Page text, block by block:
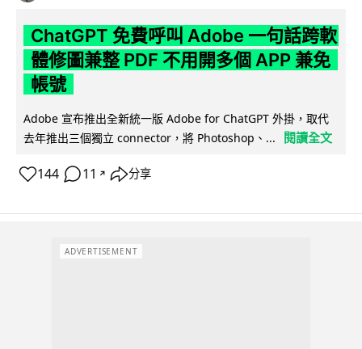
ChatGPT 免費呼叫 Adobe 一句話跨軟
體修圖兼整 PDF 不用開多個 APP 兼免
帳號
Adobe 宣布推出全新統一版 Adobe for ChatGPT 外掛，取代
去年推出三個獨立 connector，將 Photoshop、...
閱讀全文
144 11 ↗ 分享
ADVERTISEMENT